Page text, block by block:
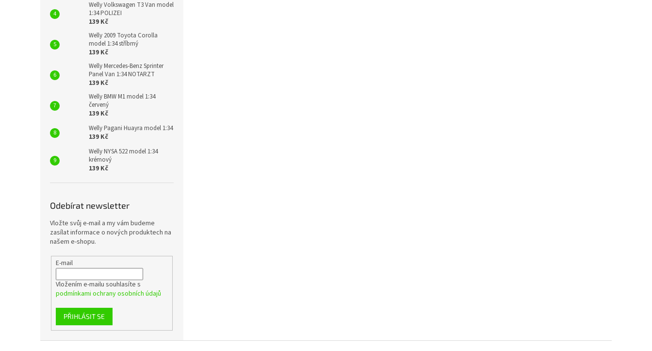
Welly Volkswagen T3 Van model
1:34 POLIZEI
139 Kč
Welly 2009 Toyota Corolla
model 1:34 stříbrný
139 Kč
Welly Mercedes-Benz Sprinter
Panel Van 1:34 NOTARZT
139 Kč
Welly BMW M1 model 1:34
červený
139 Kč
Welly Pagani Huayra model 1:34
139 Kč
Welly NYSA 522 model 1:34
krémový
139 Kč
Odebírat newsletter
Vložte svůj e-mail a my vám budeme
zasílat informace o nových produktech na
našem e-shopu.
E-mail
Vložením e-mailu souhlasíte s
podmínkami ochrany osobních údajů
PŘIHLÁSIT SE